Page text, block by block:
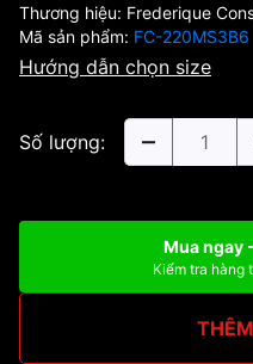
Thương hiệu: Frederique
Mã sản phẩm: FC-220MS3B6
Hướng dẫn chọn size
Số lượng:
Mua ngay
Kiểm tra hàng